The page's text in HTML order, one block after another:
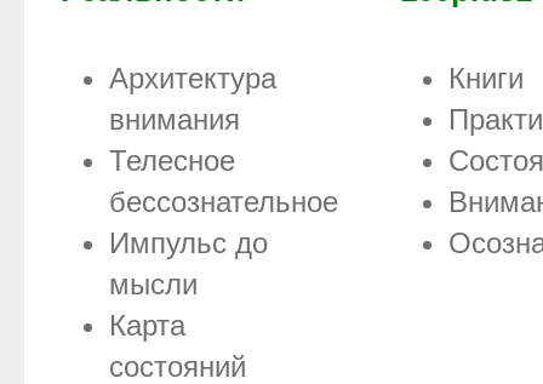
Архитектура
внимания
Телесное
бессознательное
Импульс до
мысли
Карта
состояний
Книги